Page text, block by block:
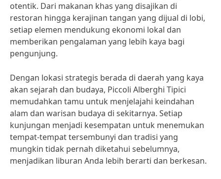
otentik. Dari makanan khas yang disajikan di
restoran hingga kerajinan tangan yang dijual di lobi,
setiap elemen mendukung ekonomi lokal dan
memberikan pengalaman yang lebih kaya bagi
pengunjung.
Dengan lokasi strategis berada di daerah yang kaya
akan sejarah dan budaya, Piccoli Alberghi Tipici
memudahkan tamu untuk menjelajahi keindahan
alam dan warisan budaya di sekitarnya. Setiap
kunjungan menjadi kesempatan untuk menemukan
tempat-tempat tersembunyi dan tradisi yang
mungkin tidak pernah diketahui sebelumnya,
menjadikan liburan Anda lebih berarti dan berkesan.